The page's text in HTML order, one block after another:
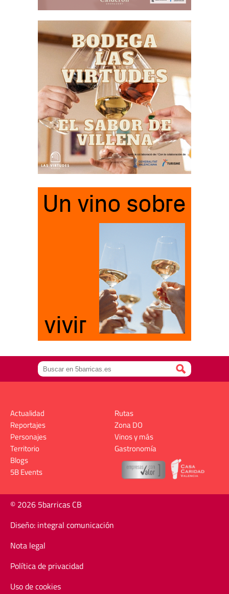
Actualidad
Reportajes
Personajes
Territorio
Rutas
Zona DO
Vinos y más
Gastronomía
Blogs
5B Events
© 2026 5barricas CB
Diseño: integral comunicación
Nota legal
Política de privacidad
Uso de cookies